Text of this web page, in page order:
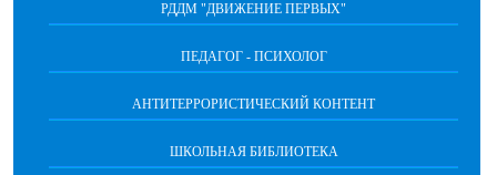
РДДМ "ДВИЖЕНИЕ ПЕРВЫХ"
ПЕДАГОГ - ПСИХОЛОГ
АНТИТЕРРОРИСТИЧЕСКИЙ КОНТЕНТ
ШКОЛЬНАЯ БИБЛИОТЕКА